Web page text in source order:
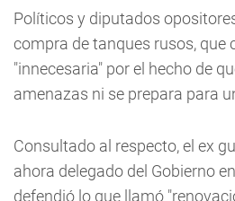
Políticos y diputados
compra de tanques rusos, que
"innecesaria" por el hecho de
amenazas ni se prepara para
Consultado al respecto, el ex
ahora delegado del Gobierno
defendió lo que llamó